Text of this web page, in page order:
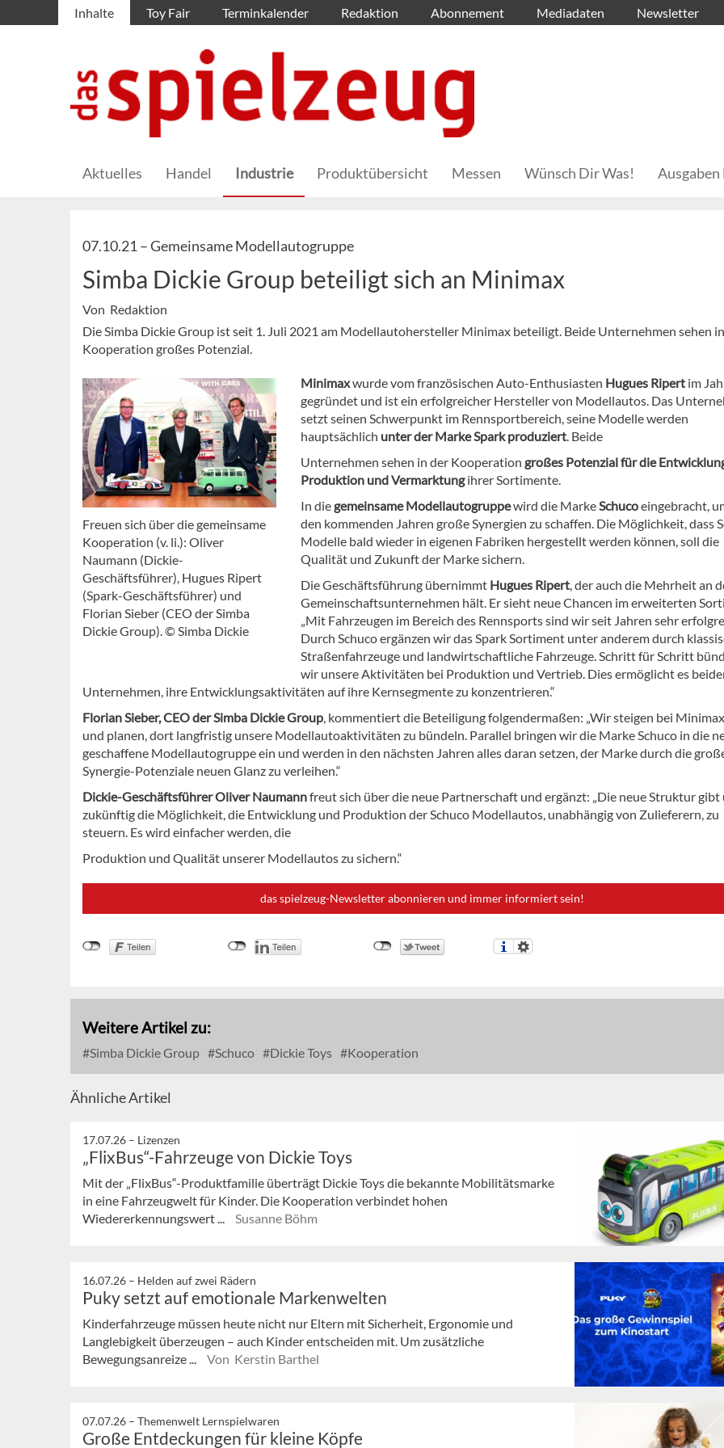
Inhalte Toy Fair Terminkalender Redaktion Abonnement Mediadaten Newsletter
Aktuelles Handel Industrie Produktübersicht Messen Wünsch Dir Was!
07.10.21 –Gemeinsame Modellautogruppe
Simba Dickie Group beteiligt sich an Minimax
Von Redaktion
Die Simba Dickie Group ist seit 1. Juli 2021 am Modellautohersteller Minimax beteiligt. Beide Unternehmen sehen
Kooperation großes Potenzial.
Freuen sich über die gemeinsame
Kooperation (v. li.): Oliver
Naumann (Dickie-
Geschäftsführer), Hugues Ripert
(Spark-Geschäftsführer) und
Florian Sieber (CEO der Simba
Dickie Group). © Simba Dickie
Minimaxwurde vom französischen Auto-Enthusiasten Hugues Ripert im
gegründet und ist ein erfolgreicher Hersteller von Modellautos. Das
setzt seinen Schwerpunkt im Rennsportbereich, seine Modelle werden
hauptsächlich unter der Marke Spark produziert. Beide
Unternehmen sehen in der Kooperation großes Potenzial für die
Produktion und Vermarktungihrer Sortimente.
In diegemeinsame Modellautogruppewird die MarkeSchucoeingebracht,
den kommenden Jahren große Synergien zu schaffen. Die Möglichkeit, dass
Modelle bald wieder in eigenen Fabriken hergestellt werden können, soll die
Qualität und Zukunft der Marke sichern.
Die Geschäftsführung übernimmt Hugues Ripert, der auch die Mehrheit an
Gemeinschaftsunternehmen hält. Er sieht neue Chancen im erweiterten
„Mit Fahrzeugen im Bereich des Rennsports sind wir seit Jahren sehr
Durch Schuco ergänzen wir das Spark Sortiment unter anderem durch
Straßenfahrzeuge und landwirtschaftliche Fahrzeuge. Schritt für Schritt
wir unsere Aktivitäten bei Produktion und Vertrieb. Dies ermöglicht es
Unternehmen, ihre Entwicklungsaktivitäten auf ihre Kernsegmente zu konzentrieren.“
Florian Sieber, CEO der Simba Dickie Group, kommentiert die Beteiligung folgendermaßen: „Wir steigen bei
und planen, dort langfristig unsere Modellautoaktivitäten zu bündeln. Parallel bringen wir die Marke Schuco in die
geschaffene Modellautogruppe ein und werden in den nächsten Jahren alles daran setzen, der Marke durch die
Synergie-Potenziale neuen Glanz zu verleihen.“
Dickie-Geschäftsführer Oliver Naumannfreut sich über die neue Partnerschaft und ergänzt: „Die neue Struktur gibt
zukünftig die Möglichkeit, die Entwicklung und Produktion der Schuco Modellautos, unabhängig von Zulieferern, zu
steuern. Es wird einfacher werden, die
Produktion und Qualität unserer Modellautos zu sichern.“
das spielzeug-Newsletter abonnieren und immer informiert sein!
Weitere Artikel zu:
Simba Dickie Group Schuco Dickie Toys Kooperation
Ähnliche Artikel
17.07.26 – Lizenzen
„FlixBus“-Fahrzeuge von Dickie Toys
Mit der „FlixBus“-Produktfamilie überträgt Dickie Toys die bekannte Mobilitätsmarke
in eine Fahrzeugwelt für Kinder. Die Kooperation verbindet hohen
Wiedererkennungswert ...
Susanne Böhm
16.07.26 – Helden auf zwei Rädern
Puky setzt auf emotionale Markenwelten
Kinderfahrzeuge müssen heute nicht nur Eltern mit Sicherheit, Ergonomie und
Langlebigkeit überzeugen – auch Kinder entscheiden mit. Um zusätzliche
Bewegungsanreize ...
Von Kerstin Barthel
07.07.26 – Themenwelt Lernspielwaren
Große Entdeckungen für kleine Köpfe